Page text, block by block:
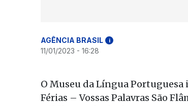
AGÊNCIA BRASIL i
11/01/2023 - 16:28
O Museu da Língua
Férias – Vossas Palavras São